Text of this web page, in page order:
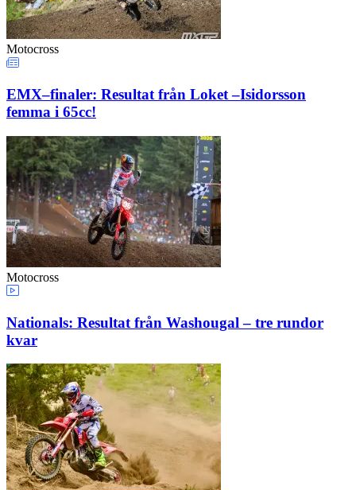
Motocross
EMX–finaler: Resultat från Loket –Isidorsson
femma i 65cc!
Motocross
Nationals: Resultat från Washougal – tre rundor
kvar